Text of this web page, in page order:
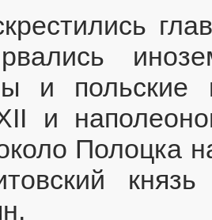
и польские
и
Полоцка